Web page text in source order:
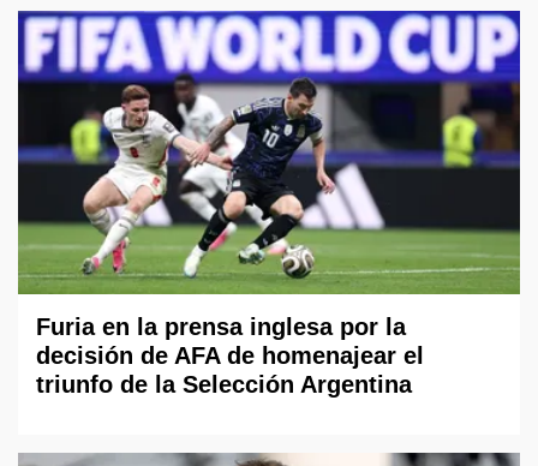
Furia en la prensa inglesa por la
decisión de AFA de homenajear el
triunfo de la Selección Argentina